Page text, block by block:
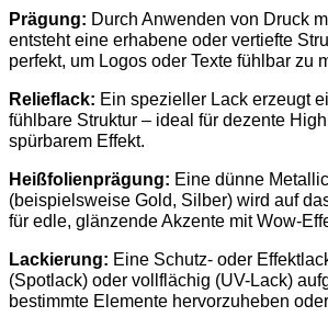
Prägung: Durch Anwenden von Druck
entsteht eine erhabene oder vertiefte
perfekt, um Logos oder Texte fühlbar zu
Relieflack: Ein spezieller Lack erzeugt
fühlbare Struktur – ideal für dezente
spürbarem Effekt.
Heißfolienprägung: Eine dünne
(beispielsweise Gold, Silber) wird auf
für edle, glänzende Akzente mit Wow-
Lackierung: Eine Schutz- oder
(Spotlack) oder vollflächig (UV-Lack)
bestimmte Elemente hervorzuheben